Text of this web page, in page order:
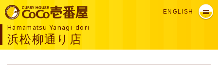
ENGLISH
Hamamatsu Yanagi-dori
浜松柳通り店